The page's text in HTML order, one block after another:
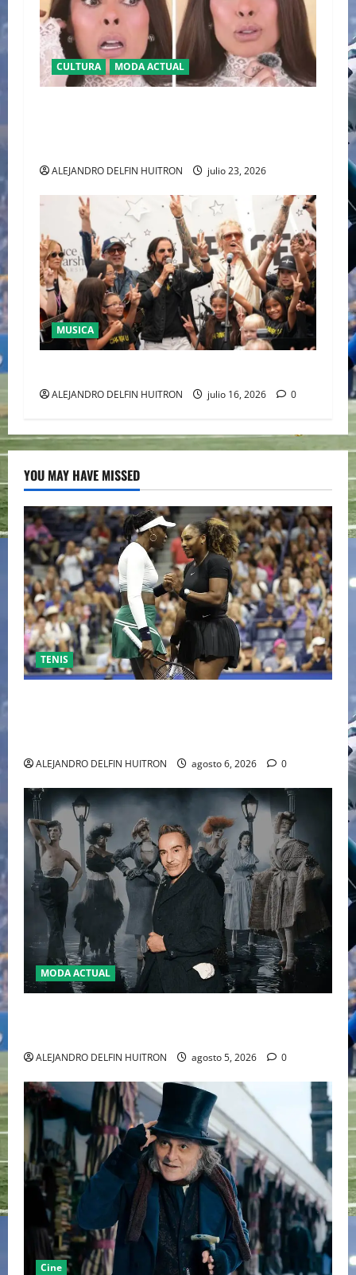
CULTURA MODA ACTUAL
ALEJANDRO DELFIN HUITRON julio 23, 2026
MUSICA
ALEJANDRO DELFIN HUITRON julio 16, 2026 0
YOU MAY HAVE MISSED
TENIS
ALEJANDRO DELFIN HUITRON agosto 6, 2026 0
MODA ACTUAL
ALEJANDRO DELFIN HUITRON agosto 5, 2026 0
Cine